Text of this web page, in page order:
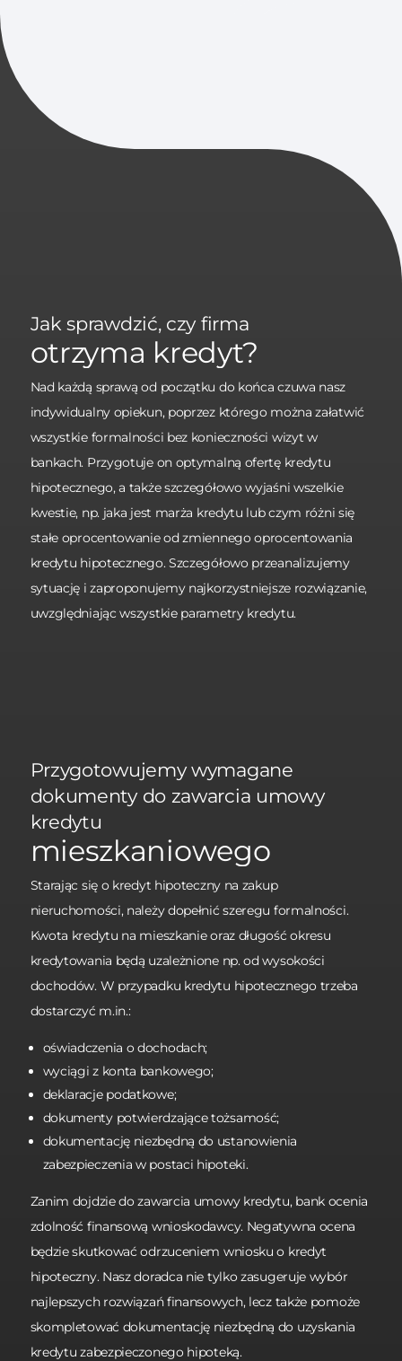
Jak sprawdzić, czy firma
otrzyma kredyt?
Nad każdą sprawą od początku do końca czuwa nasz
indywidualny opiekun, poprzez którego można załatwić
wszystkie formalności bez konieczności wizyt w
bankach. Przygotuje on optymalną ofertę kredytu
hipotecznego, a także szczegółowo wyjaśni wszelkie
kwestie, np. jaka jest marża kredytu lub czym różni się
stałe oprocentowanie od zmiennego oprocentowania
kredytu hipotecznego. Szczegółowo przeanalizujemy
sytuację i zaproponujemy najkorzystniejsze rozwiązanie,
uwzględniając wszystkie parametry kredytu.
Przygotowujemy wymagane
dokumenty do zawarcia umowy
kredytu
mieszkaniowego
Starając się o kredyt hipoteczny na zakup
nieruchomości, należy dopełnić szeregu formalności.
Kwota kredytu na mieszkanie oraz długość okresu
kredytowania będą uzależnione np. od wysokości
dochodów. W przypadku kredytu hipotecznego trzeba
dostarczyć m.in.:
oświadczenia o dochodach;
wyciągi z konta bankowego;
deklaracje podatkowe;
dokumenty potwierdzające tożsamość;
dokumentację niezbędną do ustanowienia
zabezpieczenia w postaci hipoteki.
Zanim dojdzie do zawarcia umowy kredytu, bank ocenia
zdolność finansową wnioskodawcy. Negatywna ocena
będzie skutkować odrzuceniem wniosku o kredyt
hipoteczny. Nasz doradca nie tylko zasugeruje wybór
najlepszych rozwiązań finansowych, lecz także pomoże
skompletować dokumentację niezbędną do uzyskania
kredytu zabezpieczonego hipoteką.